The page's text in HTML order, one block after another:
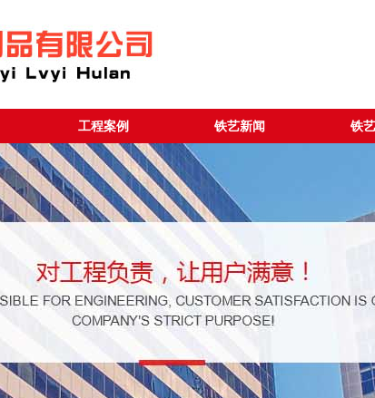
工程案例 铁艺新闻 铁